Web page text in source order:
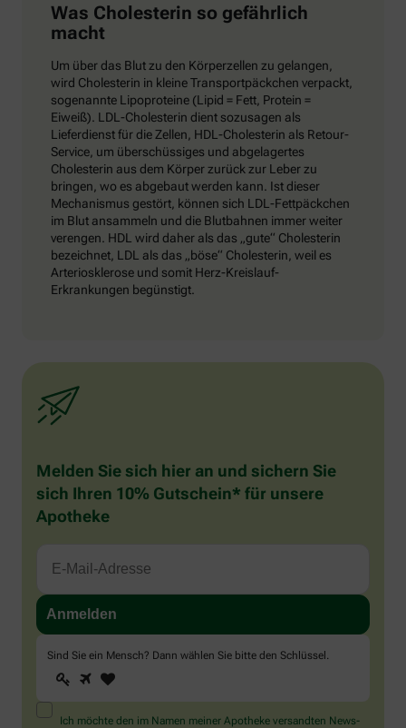
Was Cholesterin so gefährlich
macht
Um über das Blut zu den Körperzellen zu gelangen,
wird Cholesterin in kleine Transportpäckchen verpackt,
sogenannte Lipoproteine (Lipid = Fett, Protein =
Eiweiß). LDL-Cholesterin dient sozusagen als
Lieferdienst für die Zellen, HDL-Cholesterin als Retour-
Service, um überschüssiges und abgelagertes
Cholesterin aus dem Körper zurück zur Leber zu
bringen, wo es abgebaut werden kann. Ist dieser
Mechanismus gestört, können sich LDL-Fettpäckchen
im Blut ansammeln und die Blutbahnen immer weiter
verengen. HDL wird daher als das „gute“ Cholesterin
bezeichnet, LDL als das „böse“ Cholesterin, weil es
Arteriosklerose und somit Herz-Kreislauf-
Erkrankungen begünstigt.
Melden Sie sich hier an und sichern Sie
sich Ihren 10% Gutschein* für unsere
Apotheke
Sind Sie ein Mensch? Dann wählen Sie bitte den Schlüssel.
Sind
Sie
ein
Mensch?
1 2
Ich möchte den im Namen meiner Apotheke versandten News-